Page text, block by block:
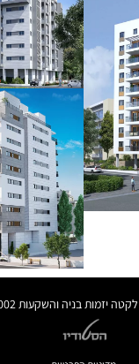
בניה והשקעות 2002 בע"מ | 2022